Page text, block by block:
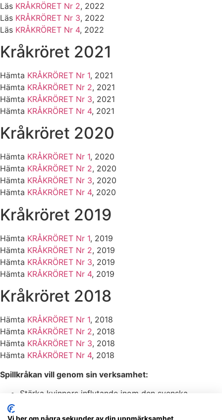
Läs KRÅKRÖRET Nr 2, 2022
Läs KRÅKRÖRET Nr 3, 2022
Läs KRÅKRÖRET Nr 4, 2022
Kråkröret 2021
Hämta KRÅKRÖRET Nr 1, 2021
Hämta KRÅKRÖRET Nr 2, 2021
Hämta KRÅKRÖRET Nr 3, 2021
Hämta KRÅKRÖRET Nr 4, 2021
Kråkröret 2020
Hämta KRÅKRÖRET Nr 1, 2020
Hämta KRÅKRÖRET Nr 2, 2020
Hämta KRÅKRÖRET Nr 3, 2020
Hämta KRÅKRÖRET Nr 4, 2020
Kråkröret 2019
Hämta KRÅKRÖRET Nr 1, 2019
Hämta KRÅKRÖRET Nr 2, 2019
Hämta KRÅKRÖRET Nr 3, 2019
Hämta KRÅKRÖRET Nr 4, 2019
Kråkröret 2018
Hämta KRÅKRÖRET Nr 1, 2018
Hämta KRÅKRÖRET Nr 2, 2018
Hämta KRÅKRÖRET Nr 3, 2018
Hämta KRÅKRÖRET Nr 4, 2018
Spillkråkan vill genom sin verksamhet:
Stärka kvinnors inflytande inom den svenska
Öka kunskap och medvetenhet om hållbart